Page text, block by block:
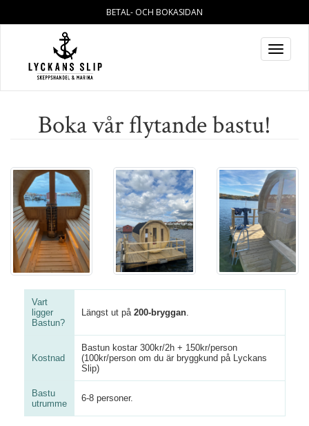
BETAL- OCH BOKASIDAN
Toggle
Boka vår flytande bastu!
Vart
ligger
Bastun?
Längst ut på 200-bryggan
Kostnad
Bastun kostar 300kr/2h + 150kr/person
(100kr/person om du är bryggkund på Lyckans
Slip)
Bastu
utrumme
6-8 personer.